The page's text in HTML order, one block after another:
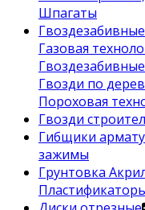
Шпагаты
Газовая
Гвозди по
Пороховая
Гвозди
Гибщики
зажимы
Грунтовка